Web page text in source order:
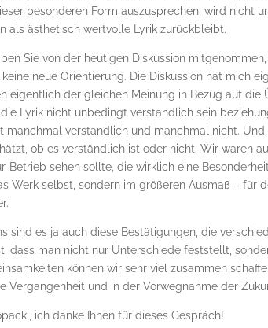
besonderen Form auszusprechen, wird nicht
als ästhetisch wertvolle Lyrik zurückbleibt.
Sie von der heutigen Diskussion
keine neue Orientierung. Die Diskussion hat mich
eigentlich der gleichen Meinung in Bezug auf die
Lyrik nicht unbedingt verständlich sein
manchmal verständlich und manchmal nicht.
ob es verständlich ist oder nicht. Wir waren
Betrieb sehen sollte, die wirklich eine
Werk selbst, sondern im größeren Ausmaß – für
sind es ja auch diese Bestätigungen, die
dass man nicht nur Unterschiede feststellt,
können wir sehr viel zusammen
Vergangenheit und in der Vorwegnahme der
ich danke Ihnen für dieses Gespräch!